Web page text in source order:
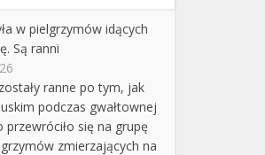
w pielgrzymów idących
Są ranni
ranne po tym, jak
podczas gwałtownej
przewróciło się na grupę
zmierzających na